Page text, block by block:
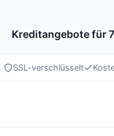
Kreditangebote für
SSL-verschlüsselt